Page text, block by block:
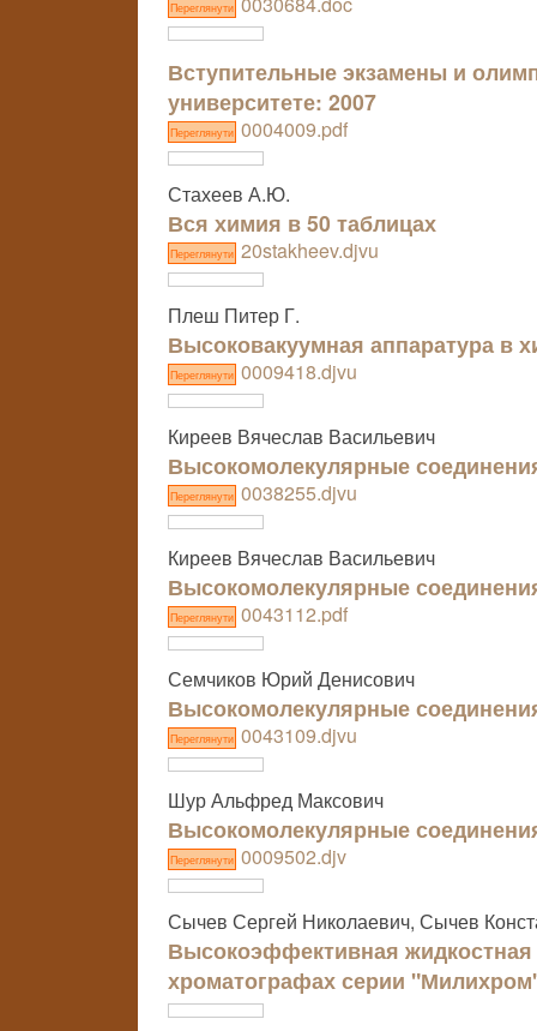
Переглянути
Вступительные экзамены и
университете: 2007
Переглянути 0004009.pdf
Стахеев А.Ю.
Вся химия в 50 таблицах
Переглянути 20stakheev.djvu
Плеш Питер Г.
Высоковакуумная аппаратура в
Переглянути 0009418.djvu
Киреев Вячеслав Васильевич
Высокомолекулярные
Переглянути 0038255.djvu
Киреев Вячеслав Васильевич
Высокомолекулярные
Переглянути 0043112.pdf
Семчиков Юрий Денисович
Высокомолекулярные
Переглянути 0043109.djvu
Шур Альфред Максович
Высокомолекулярные
Переглянути 0009502.djv
Сычев Сергей Николаевич, Сычев
Высокоэффективная
хроматографах серии